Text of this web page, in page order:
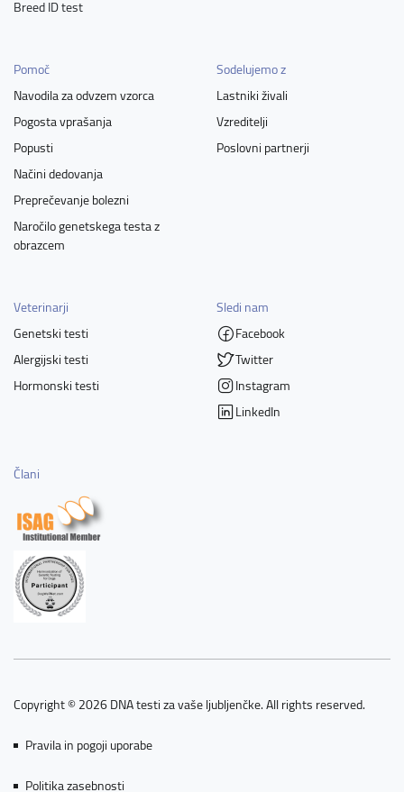
Breed ID test
Pomoč
Navodila za odvzem vzorca
Pogosta vprašanja
Popusti
Načini dedovanja
Preprečevanje bolezni
Naročilo genetskega testa z
obrazcem
Sodelujemo z
Lastniki živali
Vzreditelji
Poslovni partnerji
Veterinarji
Genetski testi
Alergijski testi
Hormonski testi
Sledi nam
Facebook
Twitter
Instagram
LinkedIn
Člani
Copyright © 2026 DNA testi za vaše ljubljenčke. All rights reserved.
Pravila in pogoji uporabe
Politika zasebnosti